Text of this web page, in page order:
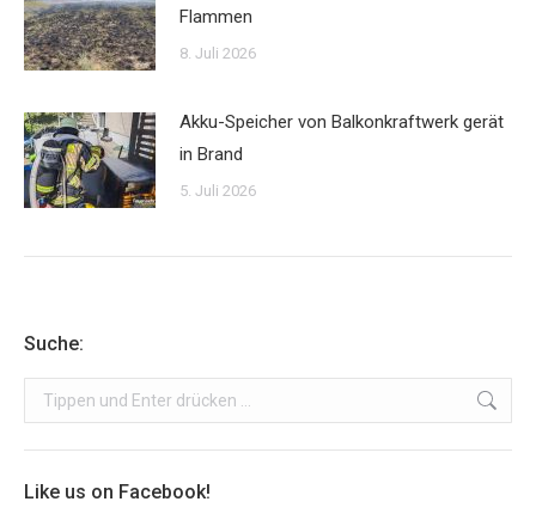
Flammen
8. Juli 2026
Akku-Speicher von Balkonkraftwerk gerät
in Brand
5. Juli 2026
Suche:
Search:
Like us on Facebook!